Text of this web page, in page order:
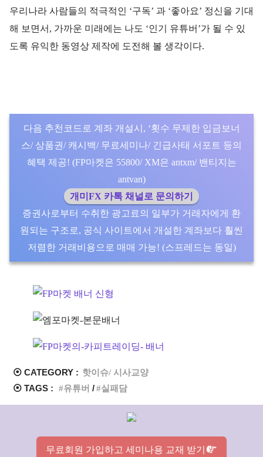
우리나라 사람들의 적극적인 ‘구독’ 과 ‘좋아요’ 정신을 기대
해 보면서, 가까운 미래에는 나도 ‘인기 유튜버’가 될 수 있
도록 유익한 동영상 제작에 도전해 볼 생각이다.
다음 추천코드로 계좌 개설시, ‘횟수 무제한 입금보너
스/ 상품권/ 캐시백/ 무료세미나/ 긴급사태 서포트 등의
혜택 제공! (FP마켓은 55800/ XM은 antxm/ 밴티지는
antvan)
개미FX 카톡 채널로 문의하기
증권사로부터 수취한 광고료의 일부가 거래자에게 환
원되는 구조로, 공식 사이트에서 개설한 계좌보다 훨씬
저렴한 거래비용으로 매매 가능! (스프레드는 동일)
⦿ CATEGORY : 핫이슈/ 시사교양
⦿ TAGS :
유튜버 실패담
무료회원 가입하고 세미나용 교재 받기